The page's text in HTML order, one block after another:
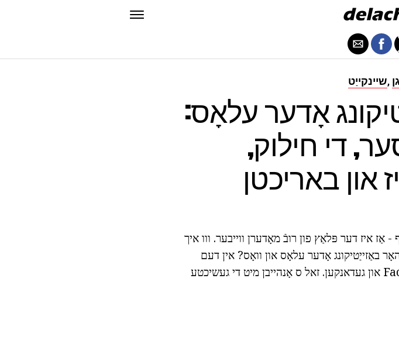
שיינקייַט,
אָדער עלאָס:
די חילוק,
און באריכטן
איז דער פּלאַץ פון רובֿ מאָדערן ווייבער. ווו איך
באַזייַטיקונג אָדער עלאָס און וואָס? אין דעם
אַרטיקל איר קענען געפינען עטלעכע טשיקאַווע Facts און געדאנקען. זאל ס אָנהייבן מיט די געשיכטע